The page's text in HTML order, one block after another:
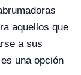
aquellos que
a sus
una opción